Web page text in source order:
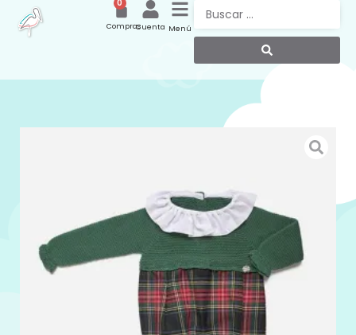
Menú
Cuenta
0
Compras